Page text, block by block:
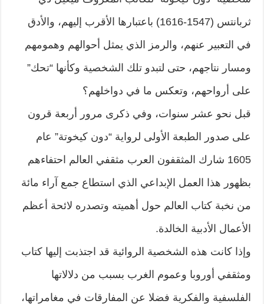
ثربانتس (1547-1616) باعتبارها الأقرب إليهم، والأدق
في التعبير عنهم، والرمز الذي يمثل أحوالهم وهمومهم
ومسار نتاجهم، حتى لتبدو تلك الشخصية وكأنها “تحك”
على أرواحهم، وتعكس ما في دواخلهم؟
قبل نحو عشر سنوات، وفي ذكرى مرور أربعة قرون
على صدور الطبعة الأولى لرواية “دون كيخوتة” عام
1605 شارك المثقفون العرب مثقفي العالم احتفاءهم
بظهور هذا العمل الإبداعي الذي استطاع جمع آراء مائة
من نخبة كتاب العالم حول أهميته وتصدره لائحة أعظم
الأعمال الأدبية الخالدة.
وإذا كانت هذه الشخصية الروائية قد اجتذبت إليها كتاب
ومثقفي أوروبا وعموم الغرب بسبب من دلالاتها
الفلسفية والفكرية فضلا عن المفارقات في مغامراتها،